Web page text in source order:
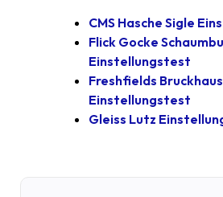
CMS Hasche Sigle
Flick Gocke
Einstellungstest
Freshfields
Einstellungstest
Gleiss Lutz